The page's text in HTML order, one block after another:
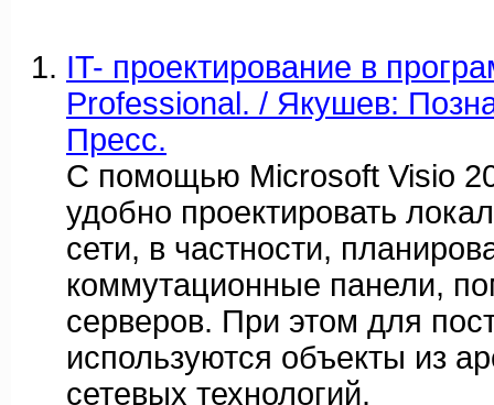
IT- проектирование в
Professional. / Якушев:
Пресс.
С помощью Microsoft Visio
удобно проектировать
сети, в частности,
коммутационные панели,
серверов. При этом для
используются объекты из
сетевых технологий.